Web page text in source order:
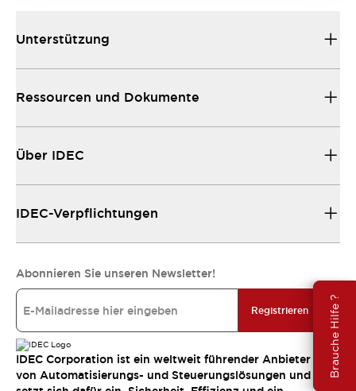
Brauche Hilfe ?
Unterstützung
Ressourcen und Dokumente
Über IDEC
IDEC-Verpflichtungen
Abonnieren Sie unseren Newsletter!
Registrieren
IDEC Corporation ist ein weltweit führender Anbieter
von Automatisierungs- und Steuerungslösungen und